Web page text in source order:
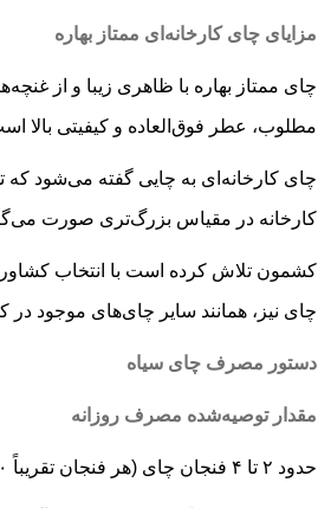
مزایای چای کارخانه‌ای ممتاز بهاره
چای ممتاز بهاره با ظاهری زیبا و از
مطلوب، عطر فوق‌العاده و کیفیتی بالا
چای کارخانه‌ای به چایی گفته می‌شود
کارخانه در مقیاس بزرگ‌تری صورت
کشمون تلاش کرده است با انتخاب
چای نیز، همانند سایر چای‌های موجود
دستور مصرف چای سیاه
مقدار توصیه‌شده مصرف روزانه
حدود ۲ تا ۴ فنجان چای (هر فنجان تقریباً